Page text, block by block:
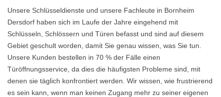
Unsere Schlüsseldienste und unsere Fachleute in Bornheim
Dersdorf haben sich im Laufe der Jahre eingehend mit
Schlüsseln, Schlössern und Türen befasst und sind auf diesem
Gebiet geschult worden, damit Sie genau wissen, was Sie tun.
Unsere Kunden bestellen in 70 % der Fälle einen
Türöffnungsservice, da dies die häufigsten Probleme sind, mit
denen sie täglich konfrontiert werden. Wir wissen, wie frustrierend
es sein kann, wenn man keinen Zugang mehr zu seiner eigenen